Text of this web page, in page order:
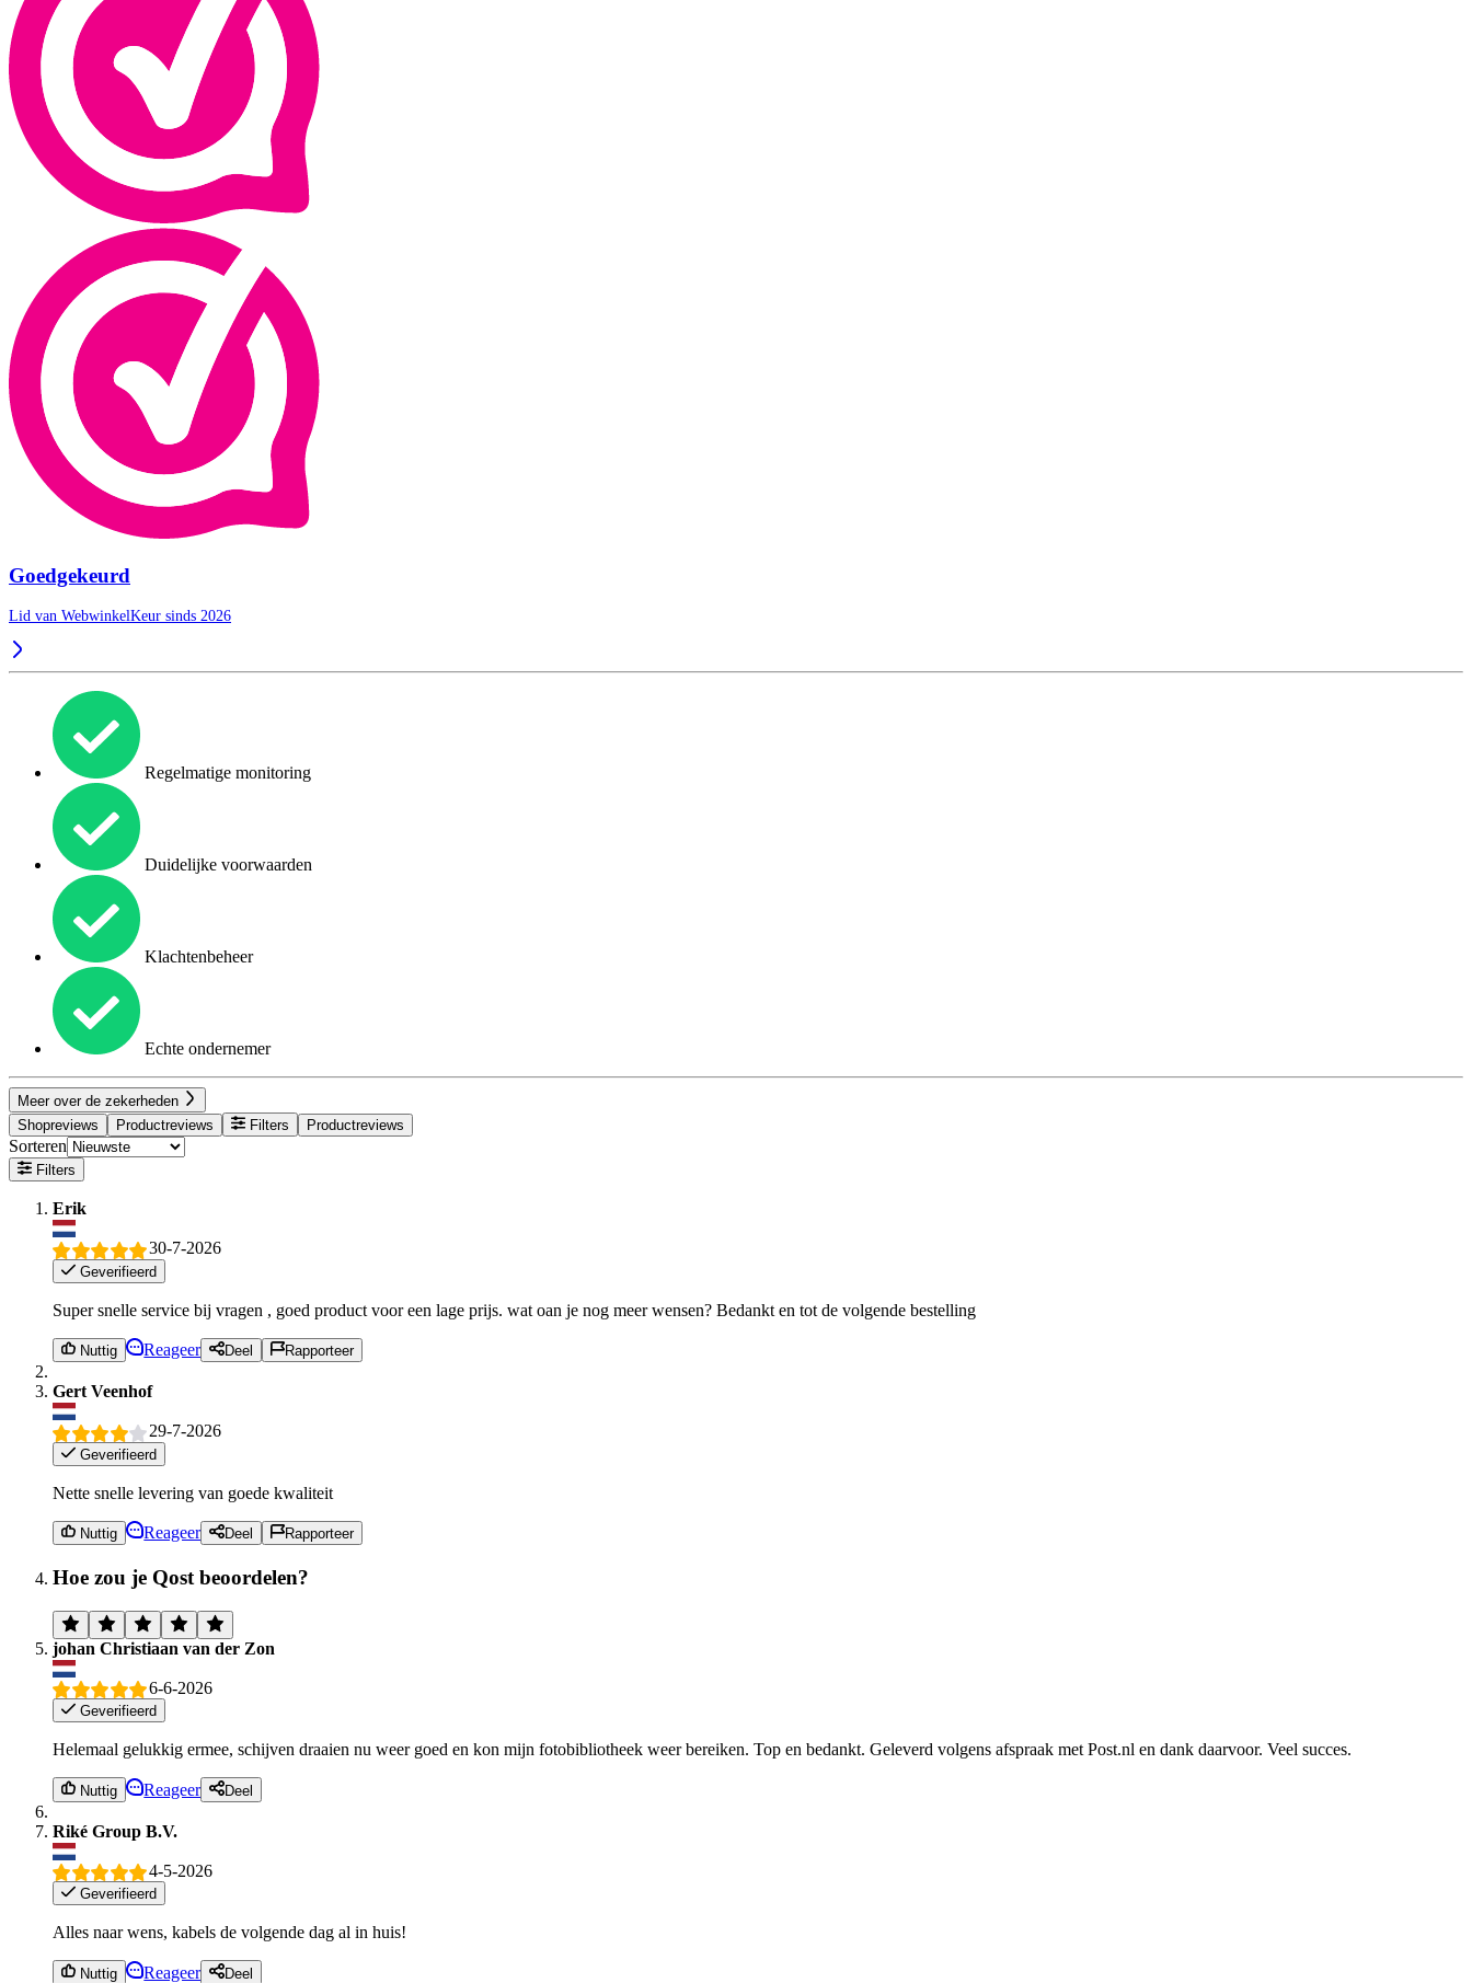
Goedgekeurd
Lid van WebwinkelKeur sinds 2026
Regelmatige monitoring
Duidelijke voorwaarden
Klachtenbeheer
Echte ondernemer
Meer over de zekerheden
Shopreviews
Productreviews Filters Productreviews
Sorteren
Filters
Erik
30-7-2026
Geverifieerd
Super snelle service bij vragen , goed product voor een lage prijs. wat oan je nog meer wensen? Bedankt en tot de volgende bestelling
Nuttig Reageer Deel Rapporteer
Gert Veenhof
29-7-2026
Geverifieerd
Nette snelle levering van goede kwaliteit
Nuttig Reageer Deel Rapporteer
Hoe zou je Qost beoordelen?
johan Christiaan van der Zon
6-6-2026
Geverifieerd
Helemaal gelukkig ermee, schijven draaien nu weer goed en kon mijn fotobibliotheek weer bereiken. Top en bedankt. Geleverd volgens afspraak met Post.nl en dank daarvoor. Veel succes.
Nuttig Reageer Deel
Riké Group B.V.
4-5-2026
Geverifieerd
Alles naar wens, kabels de volgende dag al in huis!
Nuttig Reageer Deel